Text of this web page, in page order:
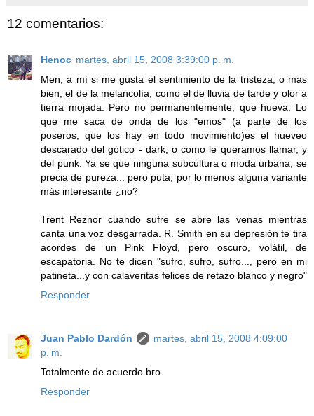
12 comentarios:
Henoc martes, abril 15, 2008 3:39:00 p. m.
Men, a mí si me gusta el sentimiento de la tristeza, o mas
bien, el de la melancolía, como el de lluvia de tarde y olor a
tierra mojada. Pero no permanentemente, que hueva. Lo
que me saca de onda de los "emos" (a parte de los
poseros, que los hay en todo movimiento)es el hueveo
descarado del gótico - dark, o como le queramos llamar, y
del punk. Ya se que ninguna subcultura o moda urbana, se
precia de pureza... pero puta, por lo menos alguna variante
más interesante ¿no?
Trent Reznor cuando sufre se abre las venas mientras
canta una voz desgarrada. R. Smith en su depresión te tira
acordes de un Pink Floyd, pero oscuro, volátil, de
escapatoria. No te dicen "sufro, sufro, sufro..., pero en mi
patineta...y con calaveritas felices de retazo blanco y negro"
Responder
Juan Pablo Dardón
martes, abril 15, 2008 4:09:00
p. m.
Totalmente de acuerdo bro.
Responder